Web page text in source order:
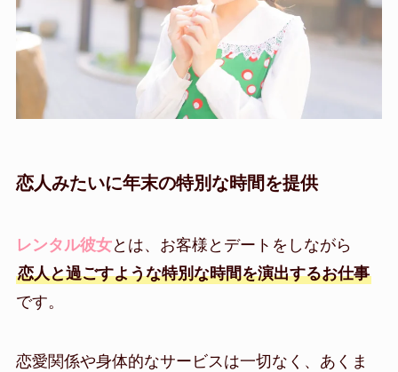
恋人みたいに年末の特別な時間を提供
レンタル彼女とは、お客様とデートをしながら
恋人と過ごすような特別な時間を演出するお仕事
です。
恋愛関係や身体的なサービスは一切なく、あくま